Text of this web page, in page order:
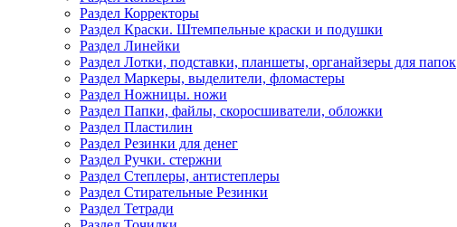
Раздел Корректоры
Раздел Краски. Штемпельные краски и подушки
Раздел Линейки
Раздел Лотки, подставки, планшеты, органайзеры для папок
Раздел Маркеры, выделители, фломастеры
Раздел Ножницы. ножи
Раздел Папки, файлы, скоросшиватели, обложки
Раздел Пластилин
Раздел Резинки для денег
Раздел Ручки. стержни
Раздел Степлеры, антистеплеры
Раздел Стирательные Резинки
Раздел Тетради